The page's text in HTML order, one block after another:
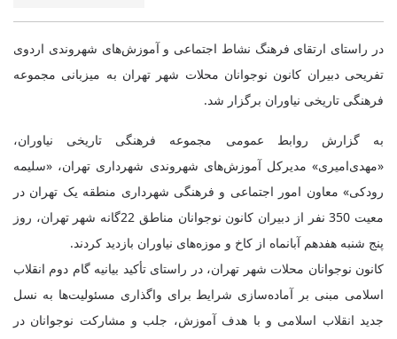
در راستای ارتقای فرهنگ نشاط اجتماعی و آموزش‌های شهروندی اردوی
تفریحی دبیران کانون نوجوانان محلات شهر تهران به میزبانی مجموعه
فرهنگی تاریخی نیاوران برگزار شد.
به گزارش روابط عمومی مجموعه فرهنگی تاریخی نیاوران،
«مهدی‌امیری» مدیرکل آموزش‌های شهروندی شهرداری تهران، «سلیمه
رودکی» معاون امور اجتماعی و فرهنگی شهرداری منطقه یک تهران در
معیت 350 نفر از دبیران کانون نوجوانان مناطق 22‌گانه شهر تهران، روز
پنج شنبه هفدهم آبانماه از کاخ و موزه‌های نیاوران بازدید کردند.
کانون نوجوانان محلات شهر تهران، در راستای تأکید بیانیه گام دوم انقلاب
اسلامی مبنی بر آماده‌سازی شرایط برای واگذاری مسئولیت‌ها به نسل
جدید انقلاب اسلامی و با هدف آموزش، جلب و مشارکت نوجوانان در